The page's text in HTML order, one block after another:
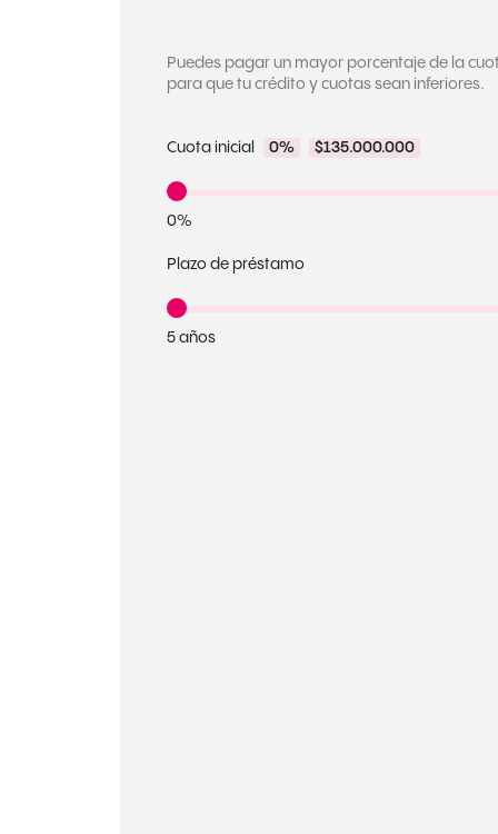
Puedes pagar un mayor porcentaje de la
para que tu crédito y cuotas sean inferiores.
Cuota inicial 0% $135.000.000
0%
Plazo de préstamo
5 años